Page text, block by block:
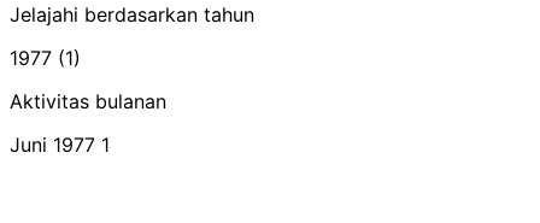
Jelajahi berdasarkan tahun
1977 (1)
Aktivitas bulanan
Juni 1977 1